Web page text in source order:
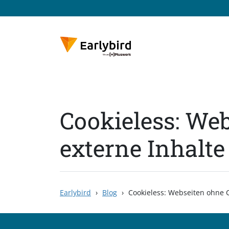
Cookieless:
externe Inhalte
Earlybird › Blog › Cookieless: Webseiten ohne